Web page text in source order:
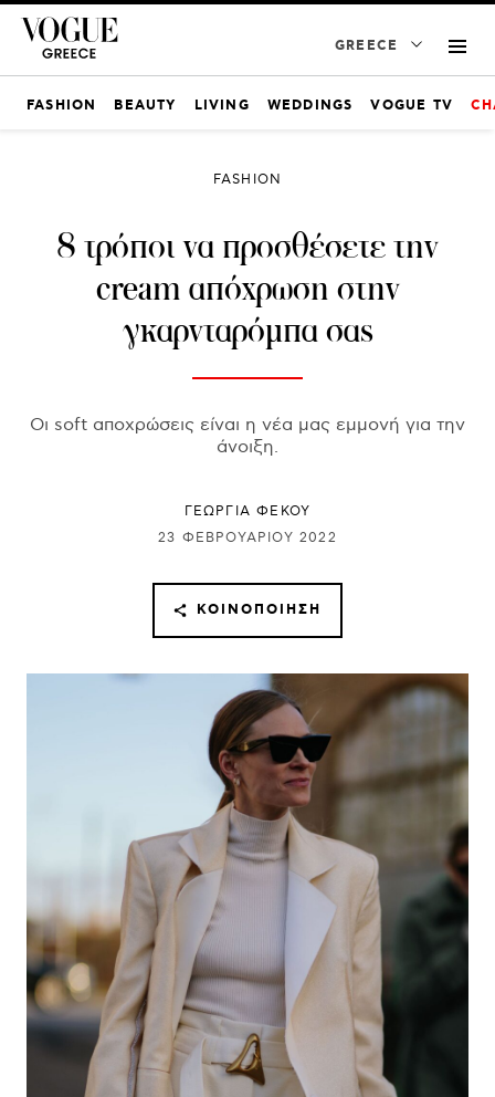
GREECE
FASHION BEAUTY LIVING WEDDINGS VOGUE TV
FASHION
8 τρόποι να προσθέσετε την
cream απόχρωση στην
γκαρνταρόμπα σας
Οι soft αποχρώσεις είναι η νέα μας εμμονή για την
άνοιξη.
ΓΕΩΡΓΙΑ ΦΕΚΟΥ
23 ΦΕΒΡΟΥΑΡΊΟΥ 2022
ΚΟΙΝΟΠΟΊΗΣΗ